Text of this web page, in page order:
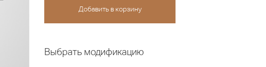
Выбрать модификацию